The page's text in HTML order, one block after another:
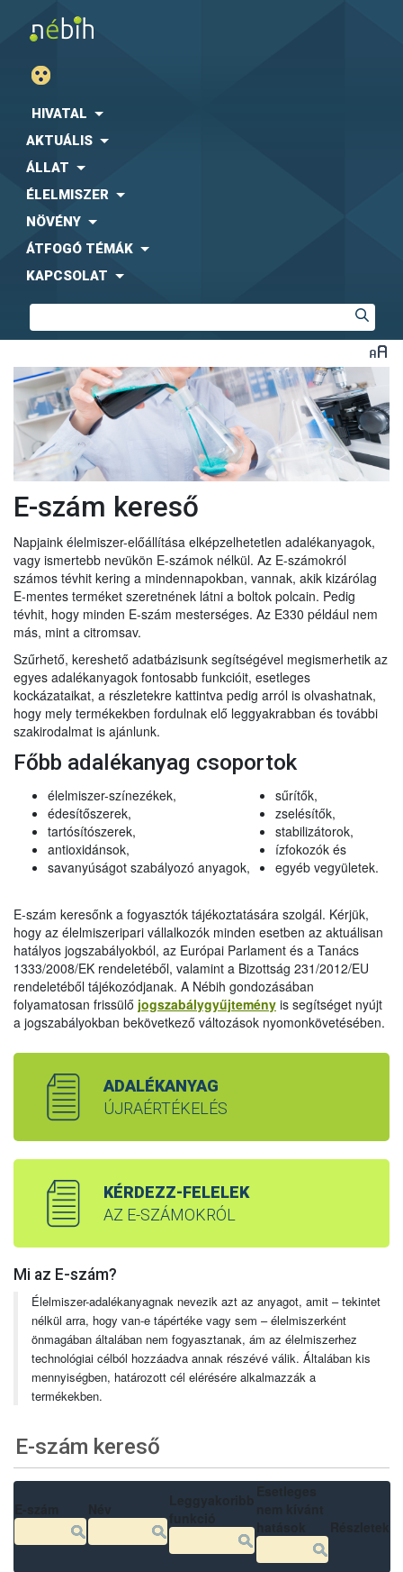
HIVATAL
AKTUÁLIS
ÁLLAT
ÉLELMISZER
NÖVÉNY
ÁTFOGÓ TÉMÁK
KAPCSOLAT
E-szám kereső
Napjaink élelmiszer-előállítása elképzelhetetlen adalékanyagok,
vagy ismertebb nevükön E-számok nélkül. Az E-számokról
számos tévhit kering a mindennapokban, vannak, akik kizárólag
E-mentes terméket szeretnének látni a boltok polcain. Pedig
tévhit, hogy minden E-szám mesterséges. Az E330 például nem
más, mint a citromsav.
Szűrhető, kereshető adatbázisunk segítségével megismerhetik az
egyes adalékanyagok fontosabb funkcióit, esetleges
kockázataikat, a részletekre kattintva pedig arról is olvashatnak,
hogy mely termékekben fordulnak elő leggyakrabban és további
szakirodalmat is ajánlunk.
Főbb adalékanyag csoportok
élelmiszer-színezékek,
édesítőszerek,
tartósítószerek,
antioxidánsok,
savanyúságot szabályozó anyagok,
sűrítők,
zselésítők,
stabilizátorok,
ízfokozók és
egyéb vegyületek.
E-szám keresőnk a fogyasztók tájékoztatására szolgál. Kérjük,
hogy az élelmiszeripari vállalkozók minden esetben az aktuálisan
hatályos jogszabályokból, az Európai Parlament és a Tanács
1333/2008/EK rendeletéből, valamint a Bizottság 231/2012/EU
rendeletéből tájékozódjanak. A Nébih gondozásában
folyamatosan frissülő jogszabálygyűjtemény is segítséget nyújt
a jogszabályokban bekövetkező változások nyomonkövetésében.
ADALÉKANYAG
ÚJRAÉRTÉKELÉS
KÉRDEZZ-FELELEK
AZ E-SZÁMOKRÓL
Mi az E-szám?
Élelmiszer-adalékanyagnak nevezik azt az anyagot, amit – tekintet
nélkül arra, hogy van-e tápértéke vagy sem – élelmiszerként
önmagában általában nem fogyasztanak, ám az élelmiszerhez
technológiai célból hozzáadva annak részévé válik. Általában kis
mennyiségben, határozott cél elérésére alkalmazzák a
termékekben.
E-szám kereső